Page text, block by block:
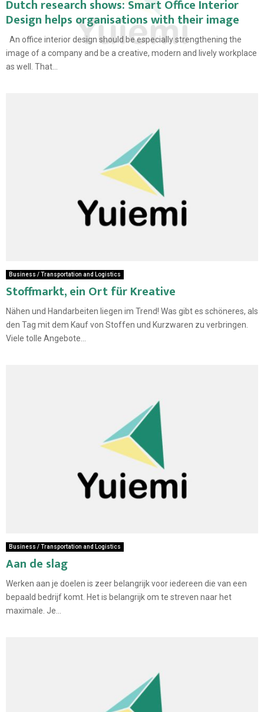
Dutch research shows: Smart Office Interior
Design helps organisations with their image
An office interior design should be especially strengthening the
image of a company and be a creative, modern and lively workplace
as well. That...
Business / Transportation and Logistics
Stoffmarkt, ein Ort für Kreative
Nähen und Handarbeiten liegen im Trend! Was gibt es schöneres, als
den Tag mit dem Kauf von Stoffen und Kurzwaren zu verbringen.
Viele tolle Angebote...
Business / Transportation and Logistics
Aan de slag
Werken aan je doelen is zeer belangrijk voor iedereen die van een
bepaald bedrijf komt. Het is belangrijk om te streven naar het
maximale. Je...